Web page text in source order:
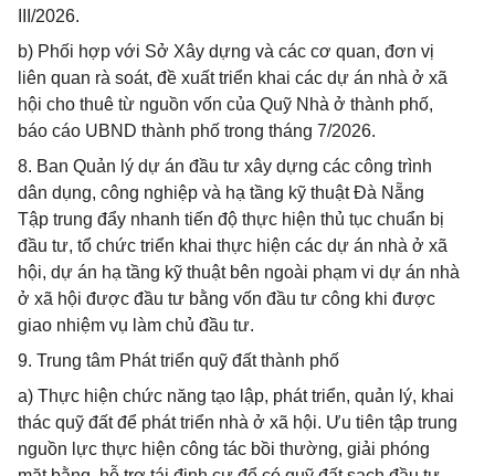
III/2026.
b) Phối hợp với Sở Xây dựng và các cơ quan, đơn vị
liên quan rà soát, đề xuất triển khai các dự án nhà ở xã
hội cho thuê từ nguồn vốn của Quỹ Nhà ở thành phố,
báo cáo UBND thành phố trong tháng 7/2026.
8. Ban Quản lý dự án đầu tư xây dựng các công trình
dân dụng, công nghiệp và hạ tầng kỹ thuật Đà Nẵng
Tập trung đẩy nhanh tiến độ thực hiện thủ tục chuẩn bị
đầu tư, tổ chức triển khai thực hiện các dự án nhà ở xã
hội, dự án hạ tầng kỹ thuật bên ngoài phạm vi dự án nhà
ở xã hội được đầu tư bằng vốn đầu tư công khi được
giao nhiệm vụ làm chủ đầu tư.
9. Trung tâm Phát triển quỹ đất thành phố
a) Thực hiện chức năng tạo lập, phát triển, quản lý, khai
thác quỹ đất để phát triển nhà ở xã hội. Ưu tiên tập trung
nguồn lực thực hiện công tác bồi thường, giải phóng